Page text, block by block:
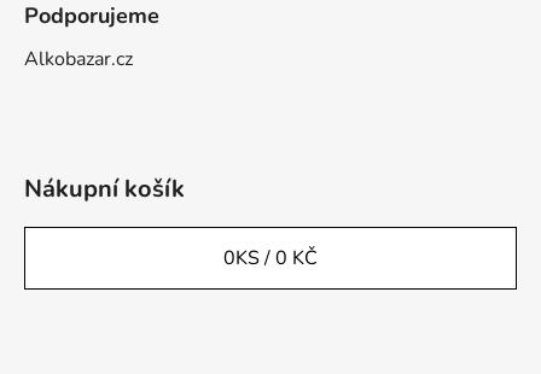
Podporujeme
Alkobazar.cz
Nákupní košík
0KS /0 KČ